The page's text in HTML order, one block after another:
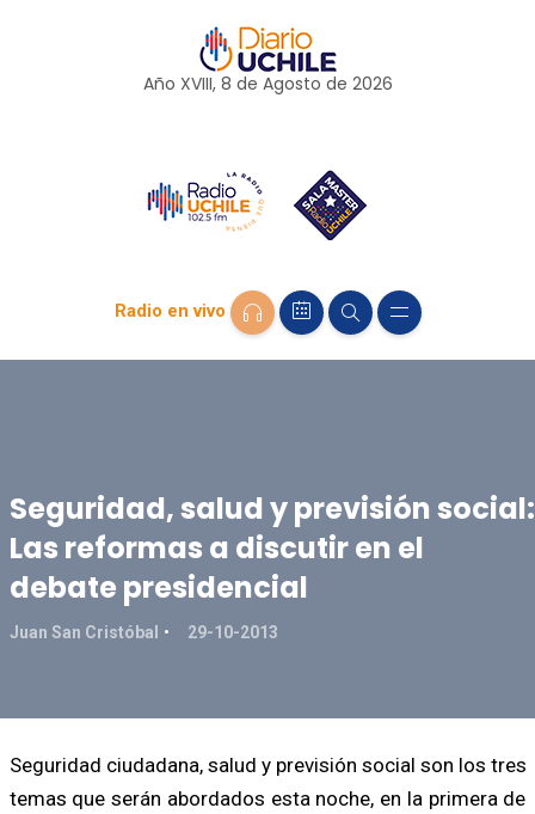
Año XVIII, 8 de Agosto de 2026
Radio en vivo
Seguridad, salud y previsión social:
Las reformas a discutir en el
debate presidencial
Juan San Cristóbal 29-10-2013
Seguridad ciudadana, salud y previsión social son los tres
temas que serán abordados esta noche, en la primera de